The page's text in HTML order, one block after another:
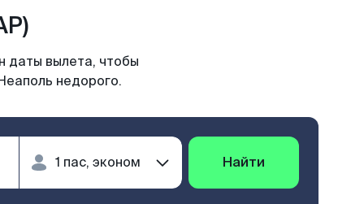
даты вылета, чтобы
недорого.
Найти